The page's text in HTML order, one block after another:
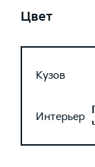
Цвет
Кузов
Интерьер